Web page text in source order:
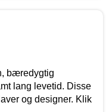
bæredygtig
lang levetid. Disse
og designer. Klik